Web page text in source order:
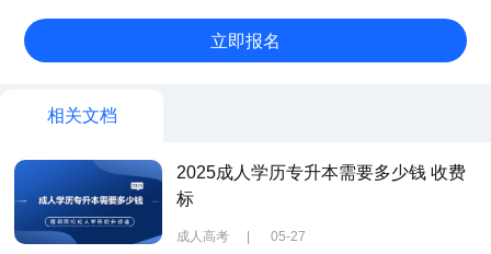
相关文档
2025成人学历专升本需要多少钱 收费
标
成人高考 | 05-27